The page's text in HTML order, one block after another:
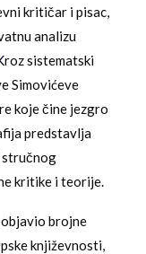
kritičar i pisac,
analizu
sistematski
Simovićeve
koje čine jezgro
predstavlja
kritike i teorije.
brojne
književnosti,